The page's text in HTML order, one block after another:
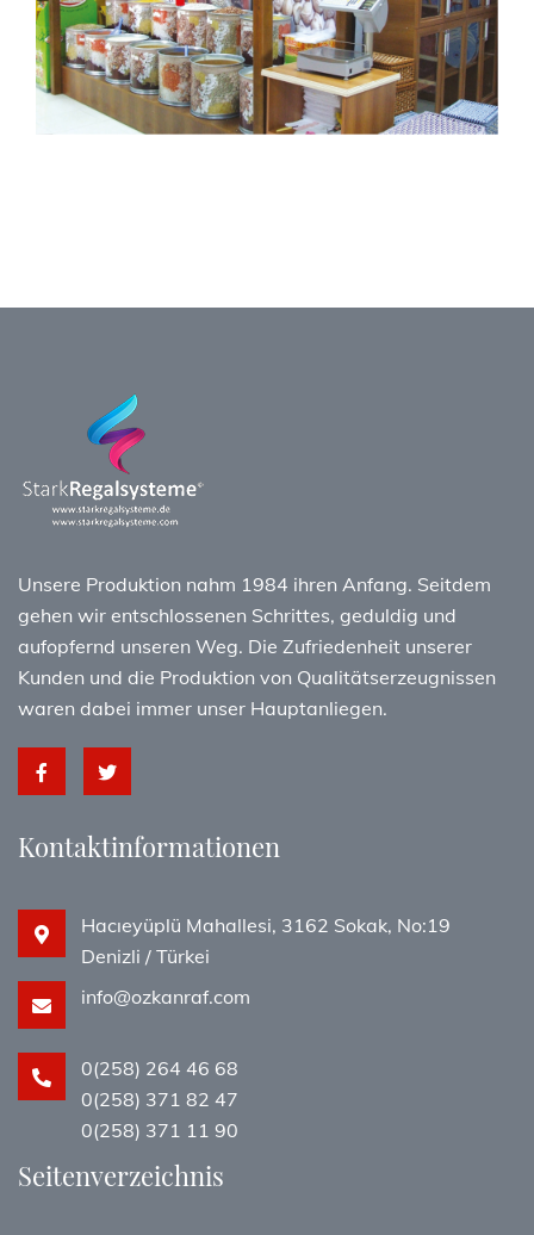
Unsere Produktion nahm 1984 ihren Anfang. Seitdem
gehen wir entschlossenen Schrittes, geduldig und
aufopfernd unseren Weg. Die Zufriedenheit unserer
Kunden und die Produktion von Qualitätserzeugnissen
waren dabei immer unser Hauptanliegen.
Kontaktinformationen
Hacıeyüplü Mahallesi, 3162 Sokak, No:19
Denizli / Türkei
info@ozkanraf.com
0(258) 264 46 68
0(258) 371 82 47
0(258) 371 11 90
Seitenverzeichnis